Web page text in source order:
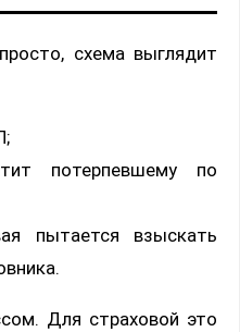
схема выглядит
потерпевшему по
пытается взыскать
Для страховой это